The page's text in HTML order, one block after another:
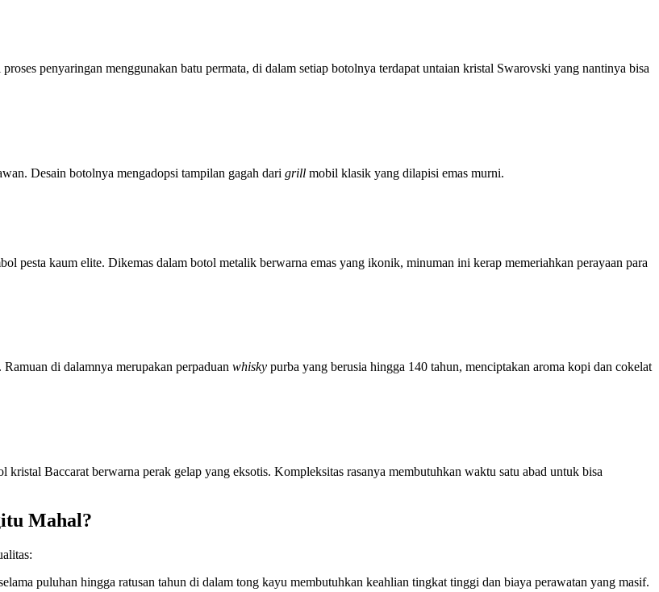
penyaringan menggunakan batu permata, di dalam setiap botolnya terdapat untaian kristal Swarovski yang nantinya bisa
Desain botolnya mengadopsi tampilan gagah dari grill mobil klasik yang dilapisi emas murni.
pesta kaum elite. Dikemas dalam botol metalik berwarna emas yang ikonik, minuman ini kerap memeriahkan perayaan para
di dalamnya merupakan perpaduan whisky purba yang berusia hingga 140 tahun, menciptakan aroma kopi dan cokelat
Baccarat berwarna perak gelap yang eksotis. Kompleksitas rasanya membutuhkan waktu satu abad untuk bisa
Mahal?
puluhan hingga ratusan tahun di dalam tong kayu membutuhkan keahlian tingkat tinggi dan biaya perawatan yang masif.